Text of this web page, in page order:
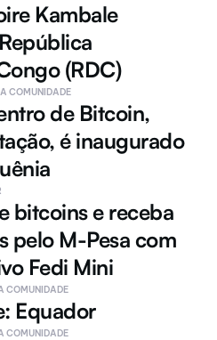
Kambale
(RDC)
COMUNIDADE
de Bitcoin,
é inaugurado
bitcoins e receba
pelo M-Pesa com
Fedi Mini
COMUNIDADE
Equador
COMUNIDADE